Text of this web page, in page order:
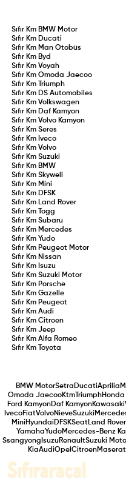
Sıfır Km BMW Motor
Sıfır Km Ducati
Sıfır Km Man Otobüs
Sıfır Km Byd
Sıfır KmVoyah
Sıfır KmOmoda Jaecoo
Sıfır Km
Triumph
Sıfır Km DS Automobiles
Sıfır KmVolkswagen
Sıfır Km Daf Kamyon
Sıfır KmVolvo Kamyon
Sıfır KmSeres
Sıfır Km Iveco
Sıfır KmVolvo
Sıfır KmSuzuki
Sıfır Km BMW
Sıfır KmSkywell
Sıfır Km Mini
Sıfır Km DFSK
Sıfır Km Land Rover
Sıfır Km
Togg
Sıfır KmSubaru
Sıfır Km Mercedes
Sıfır KmYudo
Sıfır Km Peugeot Motor
Sıfır Km Nissan
Sıfır Km Isuzu
Sıfır KmSuzuki Motor
Sıfır Km Porsche
Sıfır KmGazelle
Sıfır Km Peugeot
Sıfır KmAudi
Sıfır KmCitroen
Sıfır KmJeep
Sıfır KmAlfa Romeo
Sıfır Km
Toyota
BMW MotorSetra DucatiAprilia
Omoda JaecooKtmTriumphHonda
Ford KamyonDaf KamyonKawasaki
IvecoFiatVolvoNieveSuzuki
Mini Hyundai DFSKSeatLand Rover
YamahaYudoMercedes-Benz
Ssangyong IsuzuRenaultSuzuki
KiaAudiOpel Citroen